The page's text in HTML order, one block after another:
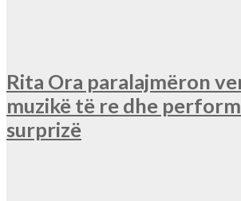
Rita Ora paralajmëron
muzikë të re dhe
surprizë